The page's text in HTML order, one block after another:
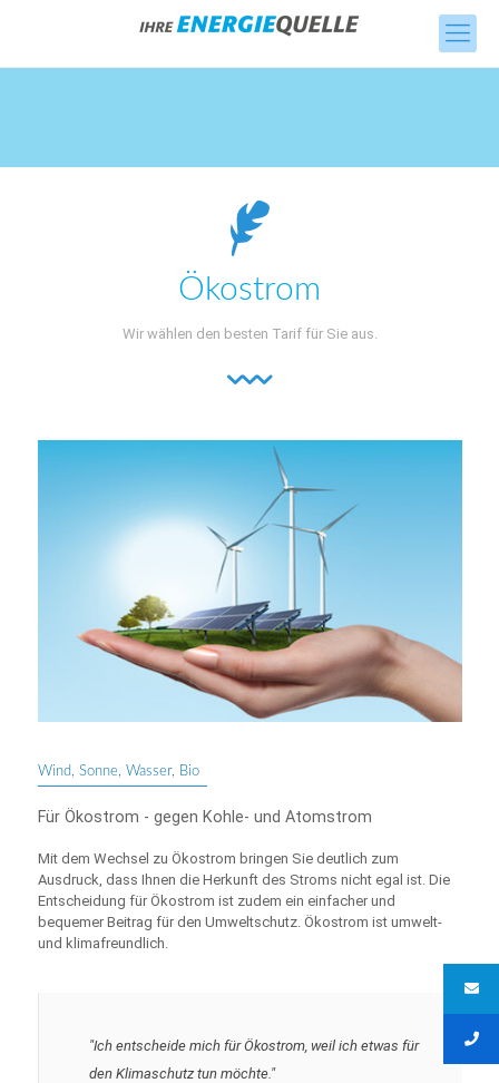
Ökostrom
Wir wählen den besten Tarif für Sie aus.
Wind, Sonne, Wasser, Bio
Für Ökostrom - gegen Kohle- und Atomstrom
Mit dem Wechsel zu Ökostrom bringen Sie deutlich zum
Ausdruck, dass Ihnen die Herkunft des Stroms nicht egal ist. Die
Entscheidung für Ökostrom ist zudem ein einfacher und
bequemer Beitrag für den Umweltschutz. Ökostrom ist umwelt-
und klimafreundlich.
"Ich entscheide mich für Ökostrom, weil ich etwas für
den Klimaschutz tun möchte."